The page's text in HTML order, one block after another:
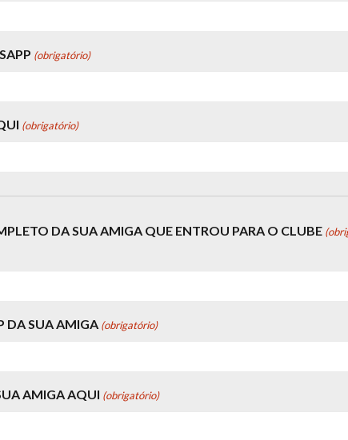
(obrigatório)
(obrigatório)
DA SUA AMIGA QUE ENTROU PARA O CLUBE
DA SUA AMIGA (obrigatório)
AMIGA AQUI (obrigatório)